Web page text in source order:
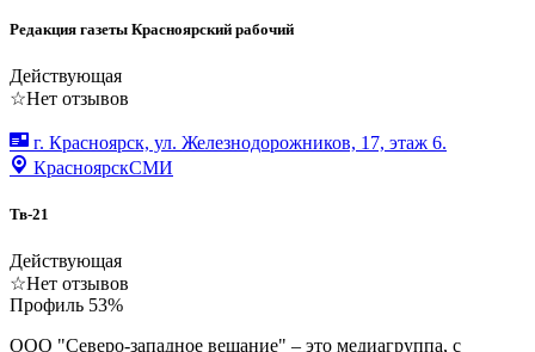
Редакция газеты Красноярский рабочий
Действующая
☆Нет отзывов
г. Красноярск, ул. Железнодорожников, 17, этаж 6.
КрасноярскСМИ
Тв-21
Действующая
☆Нет отзывов
Профиль 53%
ООО "Северо-западное вещание" – это медиагруппа, с